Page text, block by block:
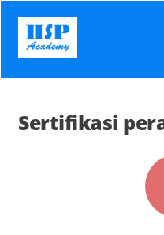
content
Sertifikasi